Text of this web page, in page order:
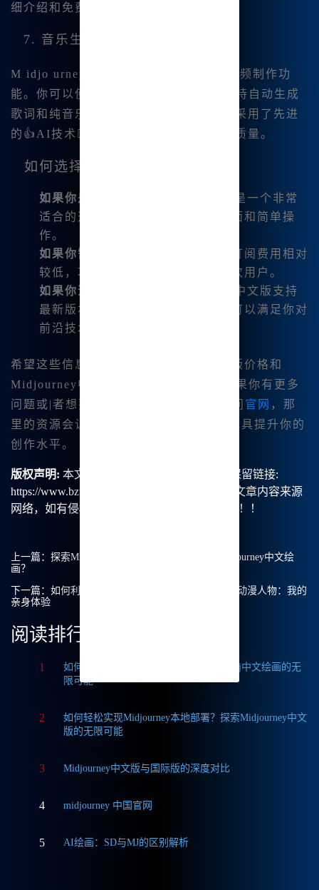
细介绍和免费试用。
7. 音乐生成与视频制作功能
M idjo urney中文版还支持音乐生成和视频制作功
能。你可以使用suno3🔥.5生成音乐，支持自动生成
歌词和纯音乐。而Luma视频制作平台则采用了先进
的👍AI技术，提升了视频的制作效果和质量。
如何选择合适的版本
如果你是新手
：Midjourney中文版是一个非常
适合的选择，特别是它支持中文界面和简单操
作。
如果你需要高频次使用
：国内版的订阅费用相对
较低，功能也非常全面，适合高频次用户。
如果你追求最新技术
：Midjourney中文版支持
最新版本的各种绘图工具和功能，可以满足你对
前沿技术的需求。
希望这些信息对你了解Midjourney体验版价格和
Midjourney中文版的功能.有所帮助。如果你有更多
问题或|者想要了解更多详细信息，请访问 官网 ，那
里的资源会让你更加清楚如何利用这些工具提升你的
创作水平。
版权声明: 本文由【B族智能】原创，转载请保留链接:
https://www.bzu.cn/news/show/3718.html，部分文章内容来源
网络，如有侵权请联系我们删除处理。谢谢！！！
上一篇： 探索Midjourney油画风格：为什么选择Midjourney中文绘
画？
下一篇： 如何利用Midjourney官方中文版打造惊艳的动漫人物：我的
亲身体验
阅读排行
1
如何获取Midjourney破解版免费？探索Mj中文绘画的无
限可能
2
如何轻松实现Midjourney本地部署？探索Midjourney中文
版的无限可能
3 Midjourney中文版与国际版的深度对比
4 midjourney 中国官网
5 AI绘画：SD与MJ的区别解析